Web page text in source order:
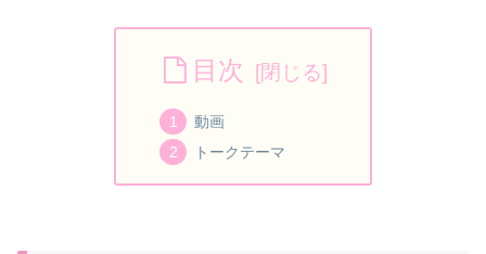
目次
動画
トークテーマ